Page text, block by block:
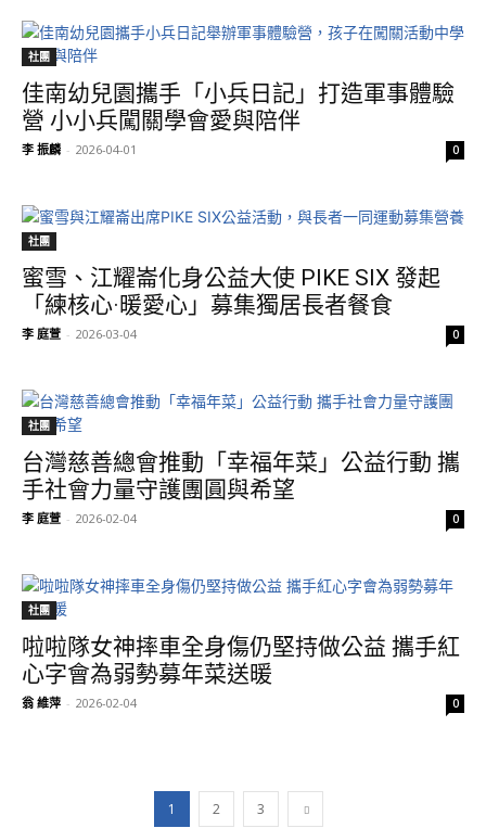
社團
佳南幼兒園攜手「小兵日記」打造軍事體驗
營 小小兵闖關學會愛與陪伴
李 振麟 - 2026-04-01 0
社團
蜜雪、江耀崙化身公益大使 PIKE SIX 發起
「練核心·暖愛心」募集獨居長者餐食
李 庭萱 - 2026-03-04 0
社團
台灣慈善總會推動「幸福年菜」公益行動 攜
手社會力量守護團圓與希望
李 庭萱 - 2026-02-04 0
社團
啦啦隊女神摔車全身傷仍堅持做公益 攜手紅
心字會為弱勢募年菜送暖
翁 維萍 - 2026-02-04 0
1 2 3